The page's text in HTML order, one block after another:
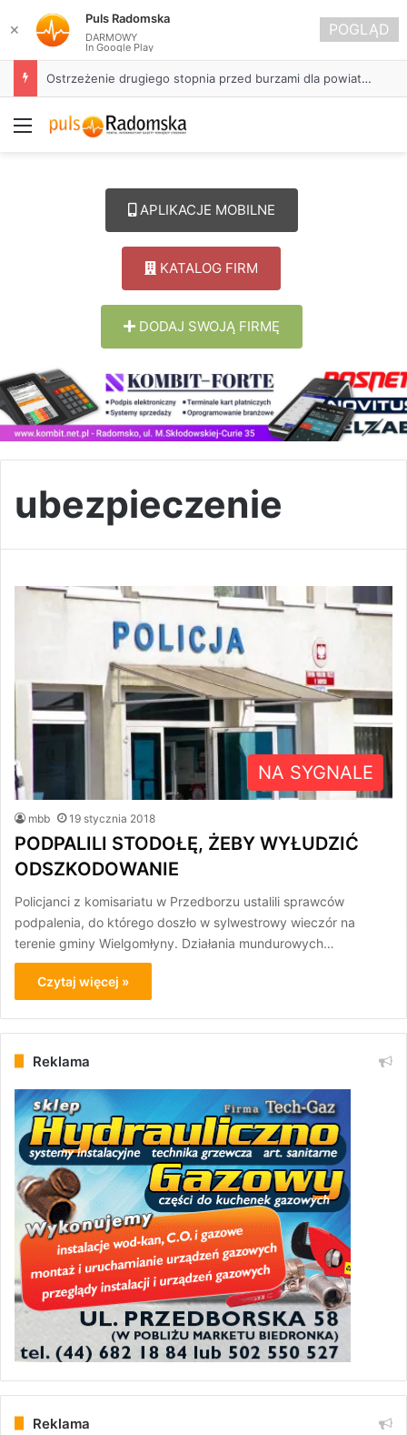
Ostrzeżenie drugiego stopnia przed burzami dla powiatu radomszczańskiego
Menu
APLIKACJE MOBILNE
KATALOG FIRM
DODAJ SWOJĄ FIRMĘ
ubezpieczenie
NA SYGNALE
mbb 19 stycznia 2018
PODPALILI STODOŁĘ, ŻEBY WYŁUDZIĆ
ODSZKODOWANIE
Policjanci z komisariatu w Przedborzu ustalili sprawców
podpalenia, do którego doszło w sylwestrowy wieczór na
terenie gminy Wielgomłyny. Działania mundurowych…
Czytaj więcej »
Reklama
Reklama
✕
Puls Radomska
DARMOWY
In Google Play
POGLĄD